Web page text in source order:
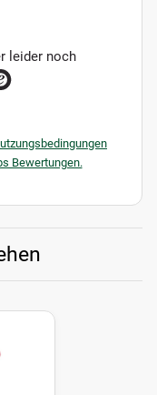
leider noch
Bewertungen.